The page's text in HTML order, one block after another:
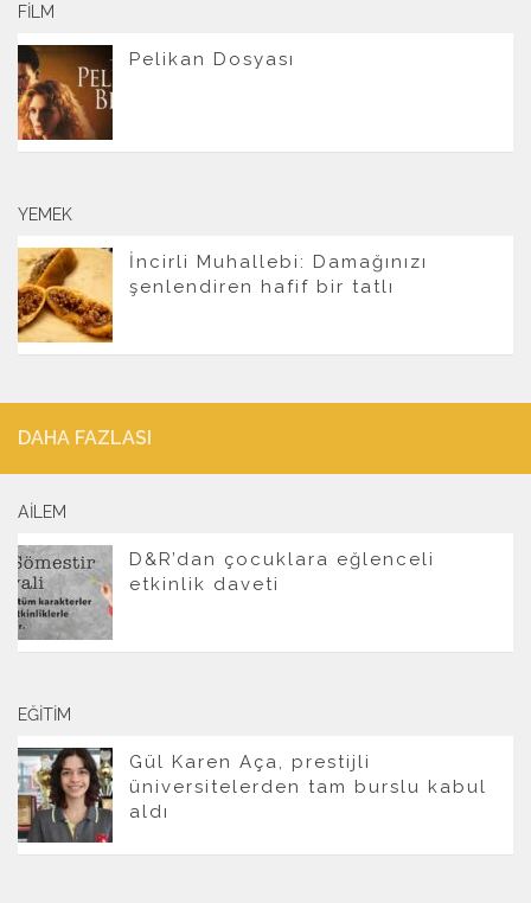
FILM
Pelikan Dosyası
YEMEK
İncirli Muhallebi: Damağınızı
şenlendiren hafif bir tatlı
DAHA FAZLASI
AILEM
D&R’dan çocuklara eğlenceli
etkinlik daveti
EĞITIM
Gül Karen Aça, prestijli
üniversitelerden tam burslu kabul
aldı